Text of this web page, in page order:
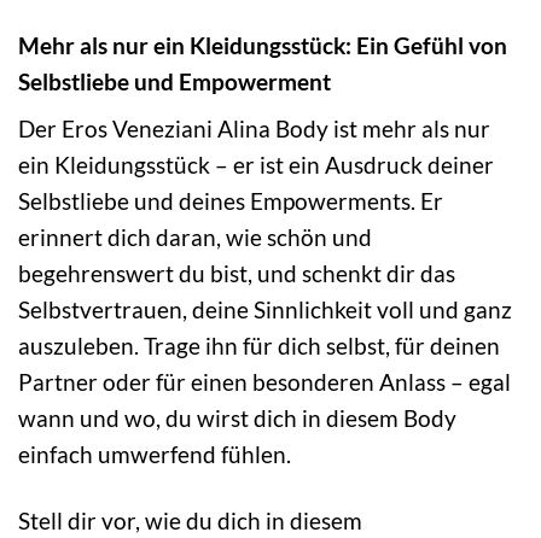
Mehr als nur ein Kleidungsstück: Ein Gefühl von
Selbstliebe und Empowerment
Der Eros Veneziani Alina Body ist mehr als nur
ein Kleidungsstück – er ist ein Ausdruck deiner
Selbstliebe und deines Empowerments. Er
erinnert dich daran, wie schön und
begehrenswert du bist, und schenkt dir das
Selbstvertrauen, deine Sinnlichkeit voll und ganz
auszuleben. Trage ihn für dich selbst, für deinen
Partner oder für einen besonderen Anlass – egal
wann und wo, du wirst dich in diesem Body
einfach umwerfend fühlen.
Stell dir vor, wie du dich in diesem